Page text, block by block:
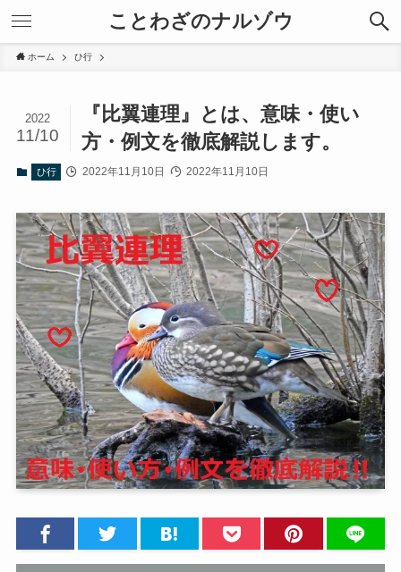
ことわざのナルゾウ
ホーム ひ行
『比翼連理』とは、意味・使い
方・例文を徹底解説します。
2022
11/10
ひ行 2022年11月10日 2022年11月10日